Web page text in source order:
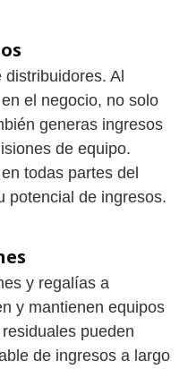
Al
el negocio, no solo
generas ingresos
de equipo.
todas partes del
potencial de ingresos.
y regalías a
y mantienen equipos
pueden
de ingresos a largo